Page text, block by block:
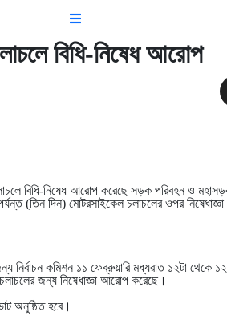
বিধি-নিষেধ আরোপ
বিধি-নিষেধ আরোপ করেছে সড়ক পরিবহন ও
(তিন দিন) মোটরসাইকেল চলাচলের ওপর
কমিশন ১১ ফেব্রুয়ারি মধ্যরাত ১২টা থেকে
জন্য নিষেধাজ্ঞা আরোপ করেছে।
অনুষ্ঠিত হবে।